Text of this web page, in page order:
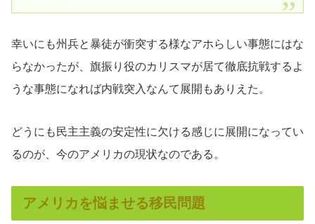
幸いにも州兵と暴徒が衝突する様なアホらしい事態にはな
らなかったが、旗振り役のカリスマが居て徹底抗戦するよ
うな事態になれば内戦突入なんて展開もありえた。
どうにも民主主義の安定性に欠ける感じに展開になってい
るのが、今のアメリカの現状なのである。
アメリカを悩ませる移民問題